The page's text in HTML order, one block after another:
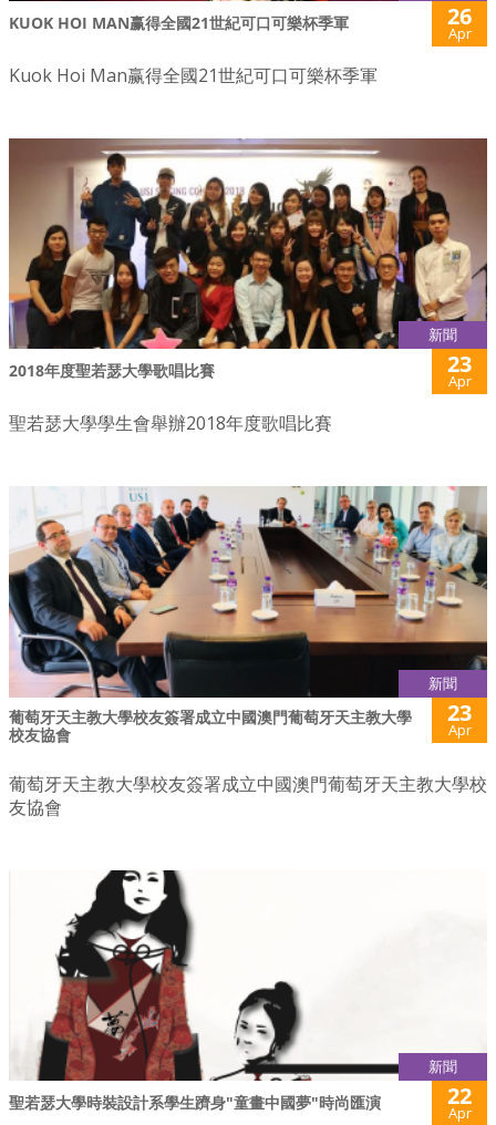
KUOK HOI MAN赢得全國21世紀可口可樂杯季軍 26
Apr
Kuok Hoi Man赢得全國21世紀可口可樂杯季軍
新聞
2018年度聖若瑟大學歌唱比賽 23
Apr
聖若瑟大學學生會舉辦2018年度歌唱比賽
新聞
葡萄牙天主教大學校友簽署成立中國澳門葡萄牙天主教大學
校友協會
23
Apr
葡萄牙天主教大學校友簽署成立中國澳門葡萄牙天主教大學校
友協會
新聞
聖若瑟大學時裝設計系學生躋身"童畫中國夢"時尚匯演 22
Apr